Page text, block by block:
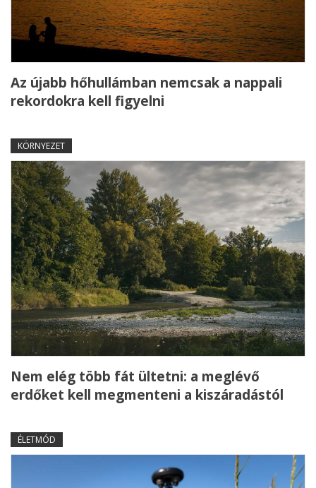
Az újabb hőhullámban nemcsak a nappali
rekordokra kell figyelni
KÖRNYEZET
Nem elég több fát ültetni: a meglévő
erdőket kell megmenteni a kiszáradástól
ÉLETMÓD